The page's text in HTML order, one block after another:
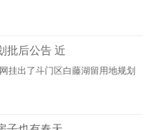
批后公告 近
挂出了斗门区白藤湖留用地规划